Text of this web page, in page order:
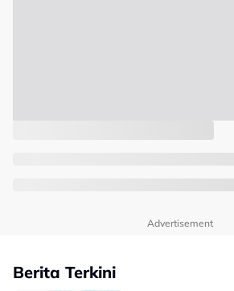
Advertisement
Berita Terkini